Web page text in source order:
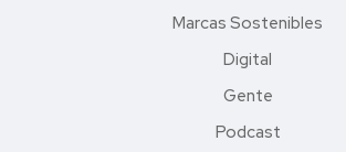
Marcas Sostenibles
Digital
Gente
Podcast